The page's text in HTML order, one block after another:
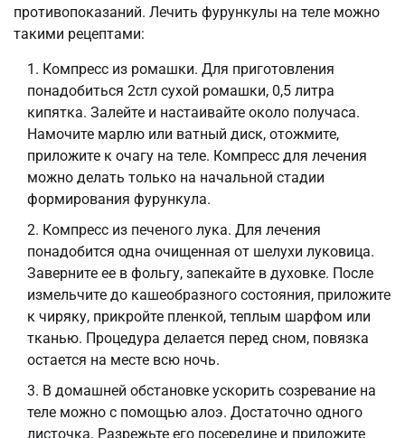
противопоказаний. Лечить фурункулы на теле можно
такими рецептами:
Компресс из ромашки. Для приготовления
понадобиться 2стл сухой ромашки, 0,5 литра
кипятка. Залейте и настаивайте около получаса.
Намочите марлю или ватный диск, отожмите,
приложите к очагу на теле. Компресс для лечения
можно делать только на начальной стадии
формирования фурункула.
Компресс из печеного лука. Для лечения
понадобится одна очищенная от шелухи луковица.
Заверните ее в фольгу, запекайте в духовке. После
измельчите до кашеобразного состояния, приложите
к чиряку, прикройте пленкой, теплым шарфом или
тканью. Процедура делается перед сном, повязка
остается на месте всю ночь.
В домашней обстановке ускорить созревание на
теле можно с помощью алоэ. Достаточно одного
листочка. Разрежьте его посередине и приложите